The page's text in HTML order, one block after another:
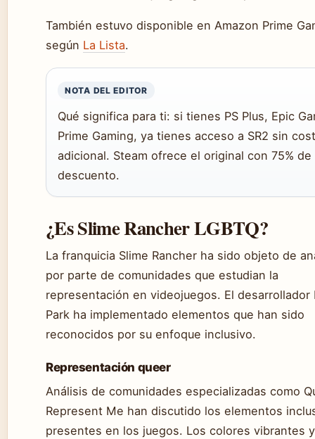
También estuvo disponible en Amazon Prime
según La Lista.
NOTA DEL EDITOR
Qué significa para ti: si tienes PS Plus, Epic
Prime Gaming, ya tienes acceso a SR2 sin
adicional. Steam ofrece el original con 75% de
descuento.
¿Es Slime Rancher LGBTQ?
La franquicia Slime Rancher ha sido objeto de
por parte de comunidades que estudian la
representación en videojuegos. El desarrollador
Park ha implementado elementos que han sido
reconocidos por su enfoque inclusivo.
Representación queer
Análisis de comunidades especializadas como
Represent Me han discutido los elementos
presentes en los juegos. Los colores vibrantes